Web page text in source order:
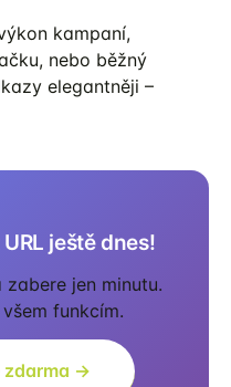
kampaní,
nebo běžný
elegantněji –
ještě dnes!
jen minutu.
funkcím.
zdarma →